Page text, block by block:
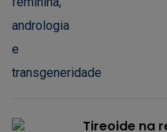
Tireoide na